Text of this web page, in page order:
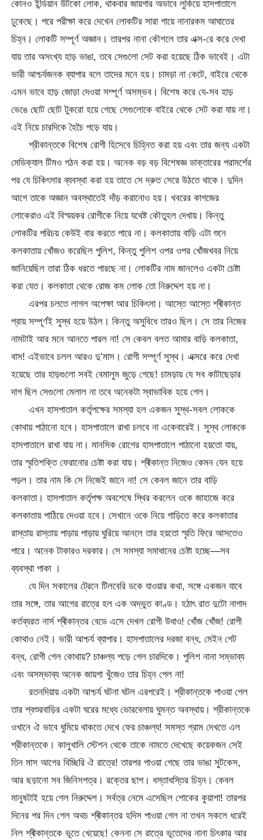
কোনও ইন্ডিয়ান উটকো লোক, থাকবার জায়গার অভাবে লুকিয়ে হাসপাতালে
ঢুকেছে। পরে পরীক্ষা করে দেখেন লোকটির সারা গায়ে নানারকম আঘাতের
চিহ্ন। লোকটি সম্পূর্ণ অজ্ঞান। তারপর নানা কৌশলে তার এক্স-রে করে দেখা
যায় তার অসংখ্য হাড় ভাঙা, তবে সেগুলো সেট করা হয়েছে ঠিক ভাবেই। এটা
ভারী আশ্চর্যজনক ব্যাপার বলে তাদের মনে হয়। চামড়া না কেটে, বাইরে থেকে
এমন ভাবে হাড় জোড়া দেওয়া সম্পূর্ণ অসম্ভব। বিশেষ করে যে-সব হাড়
ভেঙে ছোট ছোট টুকরো হয়ে গেছে সেগুলোকে বাইরে থেকে সেট করা যায় না।
এই নিয়ে চারদিকে হৈচৈ পড়ে যায়।
শ্রীকান্তকে বিশেষ রোগী হিসেবে চিহ্নিত করা হয় এবং তার জন্য একটা
মেডিক্যাল টিমও গঠন করা হয়। অনেক বড় বড় বিশেষজ্ঞ ডাক্তারের পরামর্শের
পর যে চিকিৎসার ব্যবস্থা করা হয় তাতে সে দ্রুত সেরে উঠতে থাকে। দুদিন
আগে তাকে অজ্ঞান অবস্থাতেই দাঁড় করানোও হয়। খবরের কাগজের
লোকেরাও এই বিস্ময়কর রোগীকে নিয়ে যথেষ্ট কৌতুহল দেখায়। কিন্তু
লোকটির পরিচয় কেউই বার করতে পারে না। কলকাতায় বাড়ি এটা শুনে
কলকাতায় খোঁজও করেছিল পুলিশ, কিন্তু পুলিশ ওপর ওপর খোঁজখবর নিয়ে
জানিয়েছিল তারা ঠিক ধরতে পারছে না। লোকটির নাম জানলেও একটা চেষ্টা
করা যেত। কলকাতা থেকে রোজ কম লোক তো নিরুদ্দেশ হয় না।
এরপর চলতে লাগল অপেক্ষা আর চিকিৎসা। আস্তে আস্তে শ্ৰীকান্ত
প্রায় সম্পূর্ণই সুস্থ হয়ে উঠল। কিন্তু অসুবিধে তারও ছিল। সে তার নিজের
নামটাই আর মনে আনতে পারল না! সে কেবল বলত আমার বাড়ি কলকাতা,
বাস! এইভাবে চলল আরও দু’মাস। রোগী সম্পূর্ণ সুস্থ। এক্সরে করে দেখা
হয়েছে তার হাড়গুলো সবই বেমালুম জুড়ে গেছে! চামড়ায় যে সব কাটাছেড়ার
দাগ ছিল সেগুলো মেলাল না তবে অনেকটা স্বাভাবিক হয়ে গেল।
এখন হাসপাতাল কর্তৃপক্ষের সমস্যা হল একজন সুস্থ-সবল লোককে
কোথায় পাঠানো হবে। হাসপাতালে রাখা চলবে না একেবারেই। সুস্থ লোককে
হাসপাতালে রাখা যায় না। মানসিক রোগের হাসপাতালে পাঠানো হয়তো যায়,
তার স্মৃতিশক্তি ফেরানোর চেষ্টা করা যায়। শ্ৰীকান্ত নিজেও কেমন যেন হয়ে
পড়ল। তার নাম কি সে নিজেই জানে না! সে কেবল জানে তার বাড়ি
কলকাতা। হাসপাতাল কর্তৃপক্ষ অবশেষে স্থির করলেন ওকে জাহাজে করে
কলকাতায় পাঠিয়ে দেওয়া হবে। সেখানে ওকে নিয়ে গাড়িতে করে কলকাতার
রাস্তায় রাস্তায় পাড়ায় পাড়ায় ঘুরিয়ে আনলে তার হয়তো স্মৃতি ফিরে আসতেও
পারে। অনেক টাকারও দরকার। সে সমস্যা সমাধানের চেষ্টা হচ্ছে—সব
ব্যবস্থা পাকা ।
যে দিন সকালের ট্রেনে টিলবেরি ডকে যাওয়ার কথা, সঙ্গে একজন যাবে
তার সঙ্গে, তার আগের রাত্রে হল এক অদ্ভুত কাণ্ড। হঠাৎ রাত দুটাে নাগাদ
কর্তব্যরত নার্স শ্ৰীকান্তর বেডে এসে দেখল রোগী উধাও! খোঁজ খোঁজ! রোগী
কোথাও নেই। ভারী আশ্চর্য ব্যাপার। হাসপাতালের দরজা বন্ধ, মেইন গেট
বন্ধ, রোগী গেল কোথায়? চাঞ্চল্য পড়ে গেল চারদিকে। পুলিশ নানা সম্ভাব্য
এবং অসম্ভাব্য অনেক জায়গা খুঁজেও তার চিহ্ন পেল না!
রতনদিয়ায় একটা আশ্চর্য ঘটনা ঘটল এরপরেই। শ্রীকান্তকে পাওয়া গেল
তার শ্বশুরবাড়ির একটা ঘরের মধ্যে ভোরবেলায় ঘুমন্ত অবস্থায়। শ্রীকান্তকে
ওখানে ঐ ভাবে ঘুমিয়ে থাকতে দেখে ফের চাঞ্চল্য! সমস্ত গ্রাম দেখতে এল
শ্রীকান্তকে। কালুখালি স্টেশন থেকে তাকে নামতে দেখেছে কয়েকজন সেই
তিন মাস আগের বিচ্ছিরি ঐ রাত্রে! তারপর পাওয়া গেছে তার ভাঙা সুটকেস,
আর ছড়ানো সব জিনিসপত্র। রক্তের ছাপ। ধস্তাধস্তির চিহ্ন। কেবল
মানুষটাই হয়ে গেল নিরুদ্দেশ। সর্বত্র নেমে এসেছিল শোকের কুয়াশা! তারপর
দিনের পর দিন গেল অথচ শ্ৰীকান্তর হদিস পাওয়া গেল না তখন সকলে ধরেই
নিল শ্ৰীকান্তকে ভূতে খেয়েছে! কেননা সে রাত্রে ভূতেদের নানা চিৎকার আর